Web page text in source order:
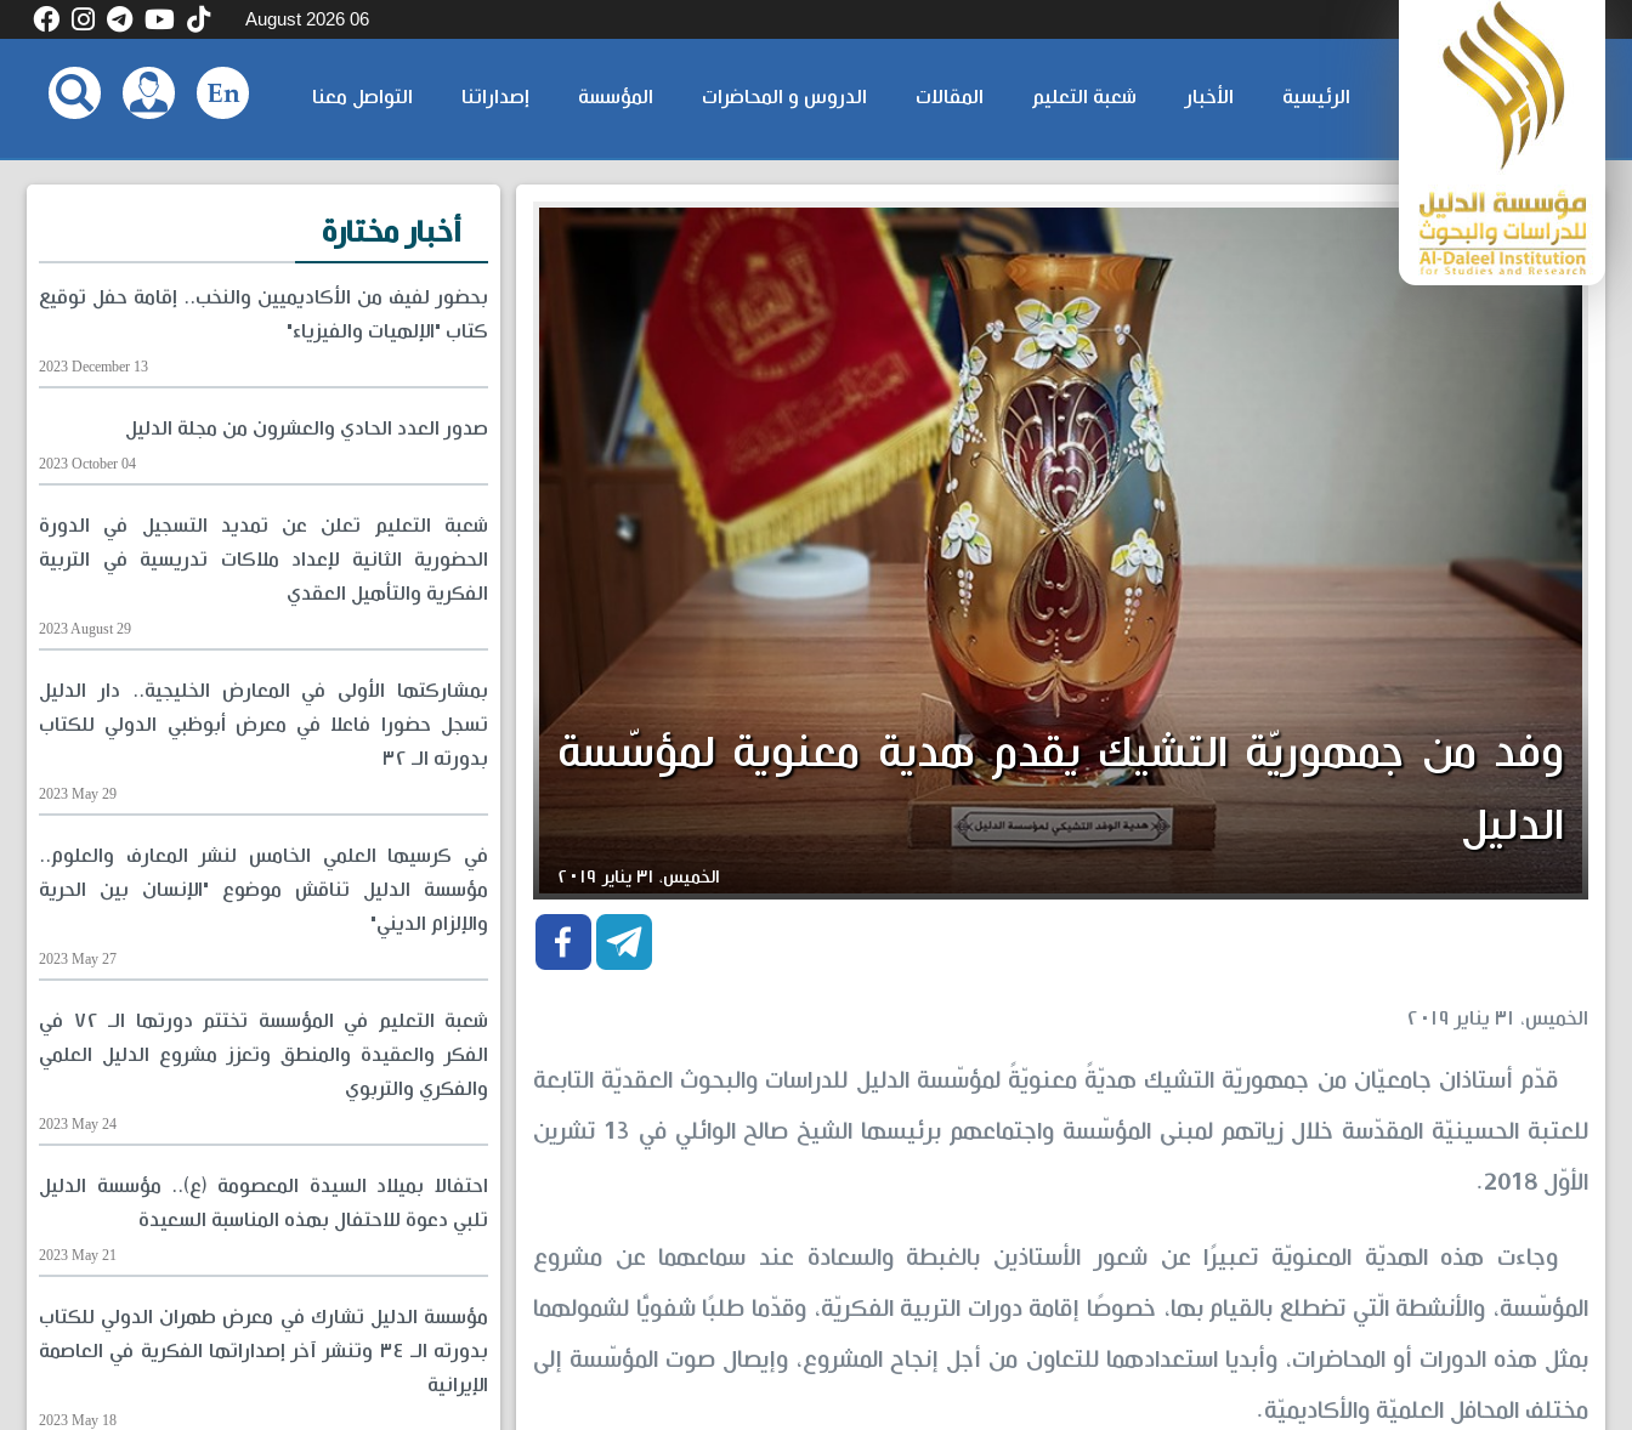
06 August 2026
الرئيسية الأخبار شعبة التعليم المقالات الدروس و المحاضرات المؤسسة إصداراتنا التواصل معنا
وفد من جمهوريّة التشيك يقدم هدية معنوية لمؤسّسة
الدليل
الخميس، ٣١ يناير ٢٠١٩
 
الخميس، ٣١ يناير ٢٠١٩
قدّم أستاذان جامعيّان من جمهوريّة التشيك هديّةً معنويّةً لمؤسّسة الدليل للدراسات والبحوث العقديّة التابعة
للعتبة الحسينيّة المقدّسة خلال زياتهم لمبنى المؤسّسة واجتماعهم برئيسها الشيخ صالح الوائلي في 13 تشرين
الأوّل 2018.
وجاءت هذه الهديّة المعنويّة تعبيرًا عن شعور الأستاذين بالغبطة والسعادة عند سماعهما عن مشروع
المؤسّسة، والأنشطة الّتي تضطلع بالقيام بها، خصوصًا إقامة دورات التربية الفكريّة، وقدّما طلبًا شفويًّا لشمولهما
بمثل هذه الدورات أو المحاضرات، وأبديا استعدادهما للتعاون من أجل إنجاح المشروع، وإيصال صوت المؤسّسة إلى
مختلف المحافل العلميّة والأكاديميّة.
أخبار مختارة
بحضور لفيف من الأكاديميين والنخب.. إقامة حفل توقيع
كتاب "الإلهيات والفيزياء"
2023 December 13
صدور العدد الحادي والعشرون من مجلة الدليل
2023 October 04
شعبة التعليم تعلن عن تمديد التسجيل في الدورة
الحضورية الثانية لإعداد ملاكات تدريسية في التربية
الفكرية والتأهيل العقدي
2023 August 29
بمشاركتها الأولى في المعارض الخليجية.. دار الدليل
تسجل حضورا فاعلا في معرض أبوظبي الدولي للكتاب
بدورته الـ ٣٢
2023 May 29
في كرسيها العلمي الخامس لنشر المعارف والعلوم..
مؤسسة الدليل تناقش موضوع "الإنسان بين الحرية
والإلزام الديني"
2023 May 27
شعبة التعليم في المؤسسة تختتم دورتها الـ ٧٢ في
الفكر والعقيدة والمنطق وتعزز مشروع الدليل العلمي
والفكري والتربوي
2023 May 24
احتفالا بميلاد السيدة المعصومة (ع).. مؤسسة الدليل
تلبي دعوة للاحتفال بهذه المناسبة السعيدة
2023 May 21
مؤسسة الدليل تشارك في معرض طهران الدولي للكتاب
بدورته الـ ٣٤ وتنشر آخر إصداراتها الفكرية في العاصمة
الإيرانية
2023 May 18